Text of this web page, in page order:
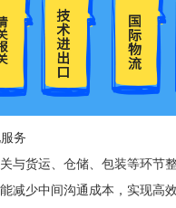
务
与货运、仓储、包装等环节
减少中间沟通成本，实现高